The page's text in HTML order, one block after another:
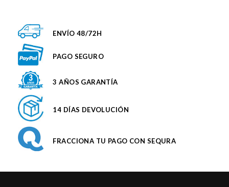
ENVÍO 48/72H
PAGO SEGURO
3 AÑOS GARANTÍA
14 DÍAS DEVOLUCIÓN
FRACCIONA TU PAGO CON SEQURA